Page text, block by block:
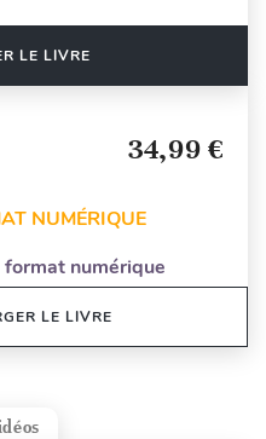
LE LIVRE
34,99 €
NUMÉRIQUE
format numérique
LE LIVRE